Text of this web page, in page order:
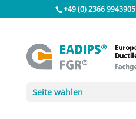
+49 (0) 2366 9943905
Seite wählen